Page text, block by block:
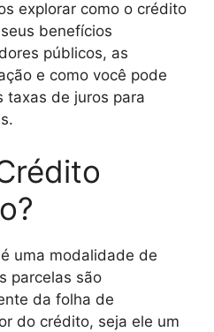
explorar como o crédito
benefícios
públicos, as
e como você pode
taxas de juros para
uma modalidade de
parcelas são
da folha de
do crédito, seja ele um